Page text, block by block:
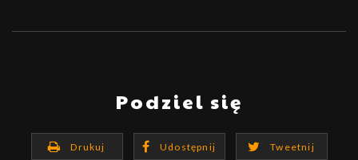
Podziel się
Drukuj Udostępnij Tweetnij